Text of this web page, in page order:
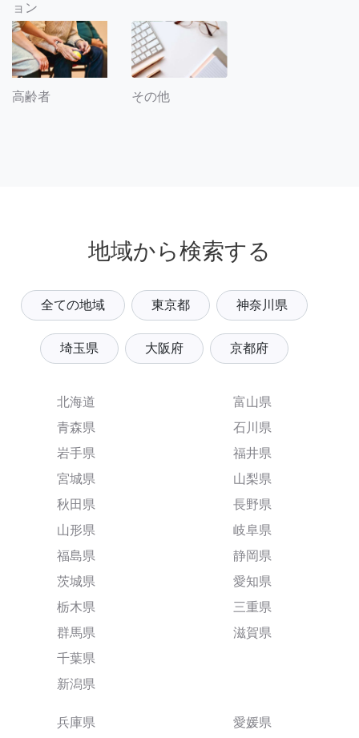
ョン
高齢者 その他
地域から検索する
全ての地域 東京都 神奈川県
埼玉県 大阪府 京都府
北海道
青森県
岩手県
宮城県
秋田県
山形県
福島県
茨城県
栃木県
群馬県
千葉県
新潟県
富山県
石川県
福井県
山梨県
長野県
岐阜県
静岡県
愛知県
三重県
滋賀県
兵庫県
愛媛県